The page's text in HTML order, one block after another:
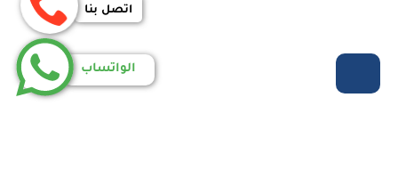
اتصل بنا
الواتساب